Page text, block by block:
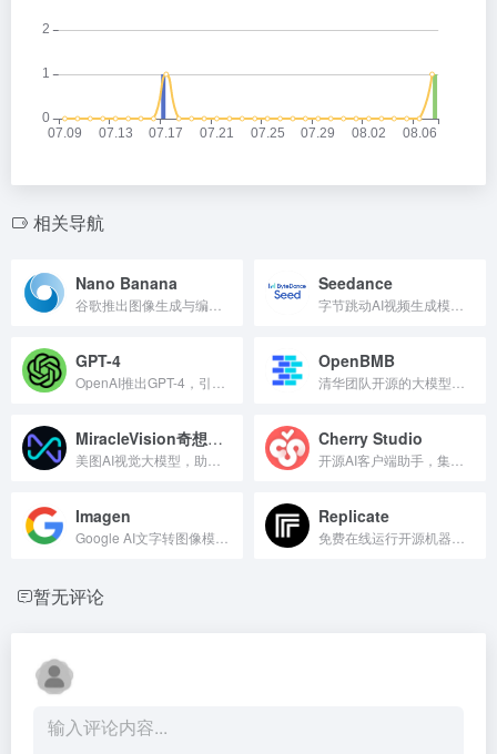
相关导航
Nano Banana Seedance
GPT-4 OpenBMB
MiracleVision奇想智能 Cherry Studio
Imagen Replicate
暂无评论